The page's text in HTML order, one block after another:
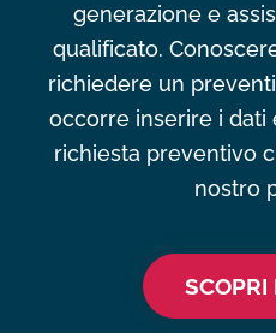
generazione e
qualificato.
richiedere un
occorre inserire i dati
richiesta preventivo
nostro
SCOPRI